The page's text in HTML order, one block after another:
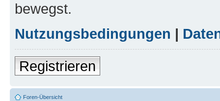
bewegst.
Nutzungsbedingungen |
Registrieren
Foren-Übersicht